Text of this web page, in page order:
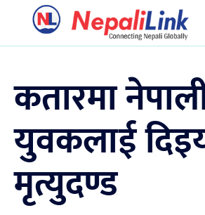
कतारमा
युवकलाई
मृत्युदण्ड